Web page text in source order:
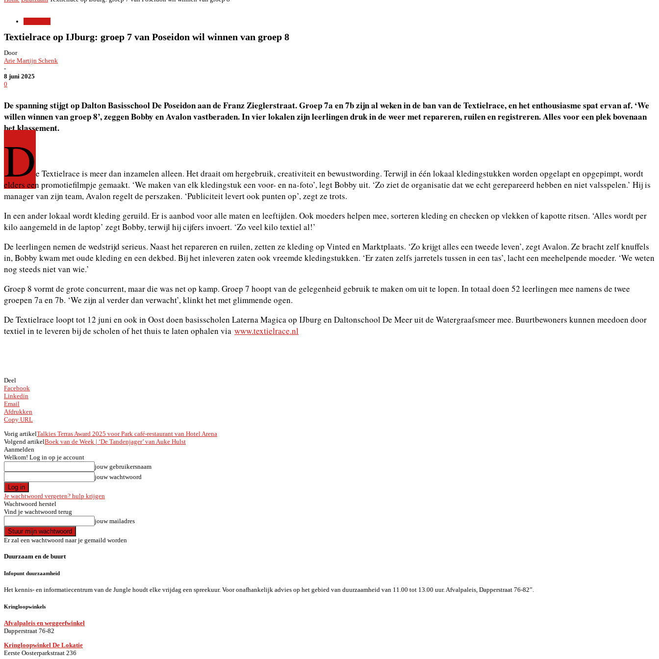
Textielrace op IJburg: groep 7 van Poseidon wil winnen van groep 8
Door
Arie Martijn Schenk
-
8 juni 2025
0
De spanning stijgt op Dalton Basisschool De Poseidon aan de Franz Zieglerstraat. Groep 7a en 7b zijn al weken in de ban van de Textielrace, en het enthousiasme spat ervan af. ‘We
willen winnen van groep 8’, zeggen Bobby en Avalon vastberaden. In vier lokalen zijn leerlingen druk in de weer met repareren, ruilen en registreren. Alles voor een plek bovenaan
het klassement.
De Textielrace is meer dan inzamelen alleen. Het draait om hergebruik, creativiteit en bewustwording. Terwijl in één lokaal kledingstukken worden opgelapt en opgepimpt, wordt
elders een promotiefilmpje gemaakt. ‘We maken van elk kledingstuk een voor- en na-foto’, legt Bobby uit. ‘Zo ziet de organisatie dat we echt gerepareerd hebben en niet valsspelen.’ Hij is
manager van zijn team, Avalon regelt de perszaken. ‘Publiciteit levert ook punten op’, zegt ze trots.
In een ander lokaal wordt kleding geruild. Er is aanbod voor alle maten en leeftijden. Ook moeders helpen mee, sorteren kleding en checken op vlekken of kapotte ritsen. ‘Alles wordt per
kilo aangemeld in de laptop’ zegt Bobby, terwijl hij cijfers invoert. ‘Zo veel kilo textiel al!’
De leerlingen nemen de wedstrijd serieus. Naast het repareren en ruilen, zetten ze kleding op Vinted en Marktplaats. ‘Zo krijgt alles een tweede leven’, zegt Avalon. Ze bracht zelf knuffels
in, Bobby kwam met oude kleding en een dekbed. Bij het inleveren zaten ook vreemde kledingstukken. ‘Er zaten zelfs jarretels tussen in een tas’, lacht een meehelpende moeder. ‘We weten
nog steeds niet van wie.’
Groep 8 vormt de grote concurrent, maar die was net op kamp. Groep 7 hoopt van de gelegenheid gebruik te maken om uit te lopen. In totaal doen 52 leerlingen mee namens de twee
groepen 7a en 7b. ‘We zijn al verder dan verwacht’, klinkt het met glimmende ogen.
De Textielrace loopt tot 12 juni en ook in Oost doen basisscholen Laterna Magica op IJburg en Daltonschool De Meer uit de Watergraafsmeer mee. Buurtbewoners kunnen meedoen door
textiel in te leveren bij de scholen of het thuis te laten ophalen via www.textielrace.nl
Deel
Facebook
Linkedin
Email
Afdrukken
Copy URL
Vorig artikelTalkies Terras Award 2025 voor Park café-restaurant van Hotel Arena
Volgend artikelBoek van de Week | ‘De Tandenjager’ van Auke Hulst
Aanmelden
Welkom! Log in op je account
jouw gebruikersnaam
jouw wachtwoord
Je wachtwoord vergeten? hulp krijgen
Wachtwoord herstel
Vind je wachtwoord terug
jouw mailadres
Er zal een wachtwoord naar je gemaild worden
Duurzaam en de buurt
Infopunt duurzaamheid
Het kennis- en informatiecentrum van de Jungle houdt elke vrijdag een spreekuur. Voor onafhankelijk advies op het gebied van duurzaamheid van 11.00 tot 13.00 uur. Afvalpaleis, Dapperstraat 76-82”.
Kringloopwinkels
Afvalpaleis en weggeefwinkel
Dapperstraat 76-82
Kringloopwinkel De Lokatie
Eerste Oosterparkstraat 236